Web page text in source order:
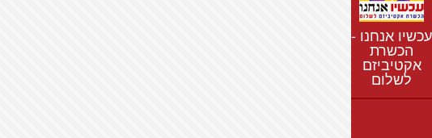
נושאים
רשימת התנחלויות
מפת התנחלויות
עכשיו אנחנו -
הכשרת
אקטיביזם
לשלום